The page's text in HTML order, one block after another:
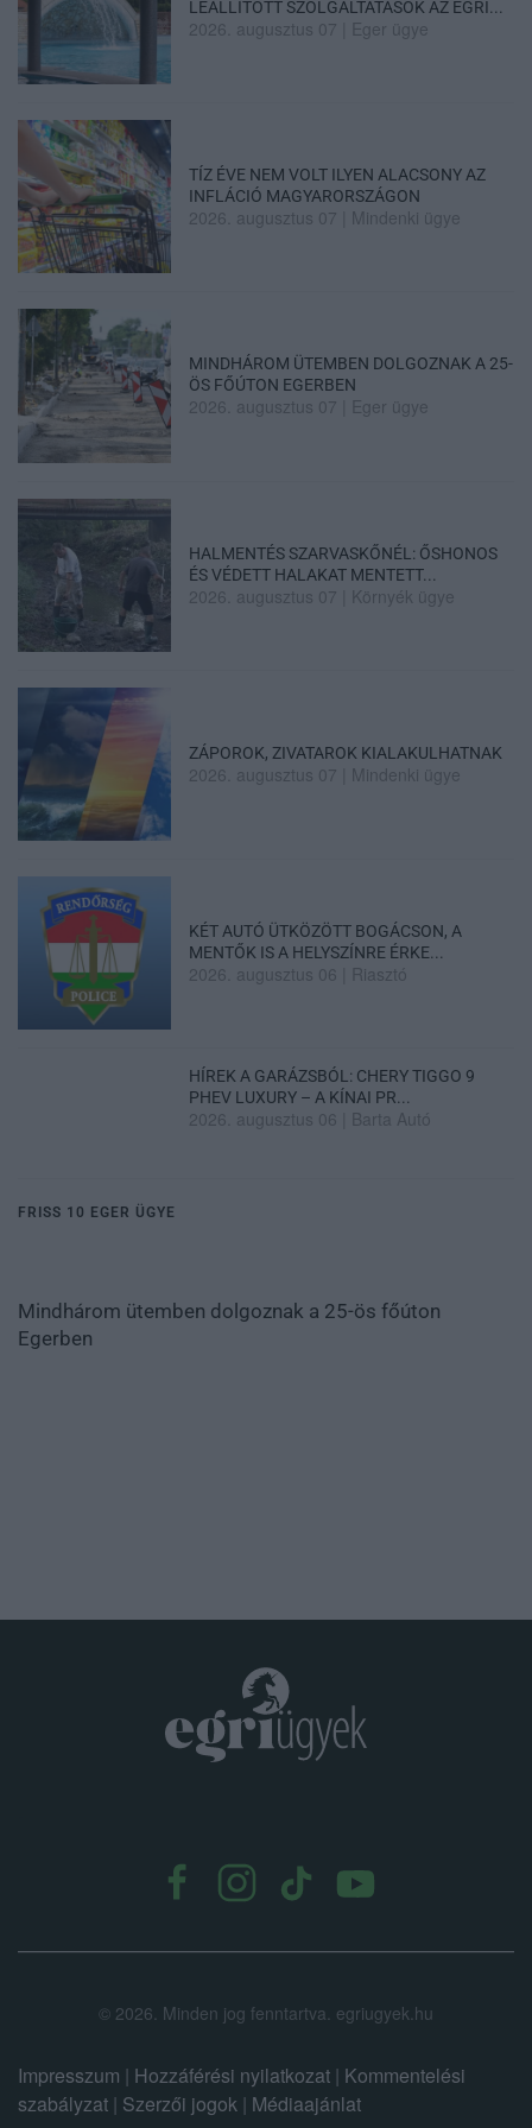
LEÁLLÍTOTT SZOLGÁLTATÁSOK AZ EGRI...
2026. augusztus 07 Eger ügye
TÍZ ÉVE NEM VOLT ILYEN ALACSONY AZ
INFLÁCIÓ MAGYARORSZÁGON
2026. augusztus 07 Mindenki ügye
MINDHÁROM ÜTEMBEN DOLGOZNAK A 25-
ÖS FŐÚTON EGERBEN
2026. augusztus 07 Eger ügye
HALMENTÉS SZARVASKŐNÉL: ŐSHONOS
ÉS VÉDETT HALAKAT MENTETT...
2026. augusztus 07 Környék ügye
ZÁPOROK, ZIVATAROK KIALAKULHATNAK
2026. augusztus 07 Mindenki ügye
KÉT AUTÓ ÜTKÖZÖTT BOGÁCSON, A
MENTŐK IS A HELYSZÍNRE ÉRKE...
2026. augusztus 06 Riasztó
HÍREK A GARÁZSBÓL: CHERY TIGGO 9
PHEV LUXURY – A KÍNAI PR...
2026. augusztus 06 Barta Autó
FRISS 10 EGER ÜGYE
Mindhárom ütemben dolgoznak a 25-ös főúton
Egerben
© 2026. Minden jog fenntartva. egriugyek.hu
Impresszum | Hozzáférési nyilatkozat | Kommentelési
szabályzat | Szerzői jogok | Médiaajánlat